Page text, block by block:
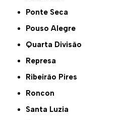
Ponte Seca
Pouso Alegre
Quarta Divisão
Represa
Ribeirão Pires
Roncon
Santa Luzia